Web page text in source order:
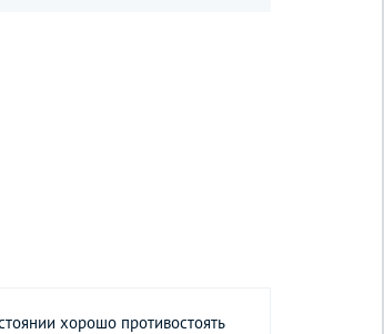
хорошо противостоять